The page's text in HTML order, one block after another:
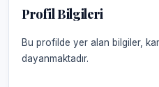
Profil Bilgileri
Bu profilde yer alan bilgiler,
dayanmaktadır.